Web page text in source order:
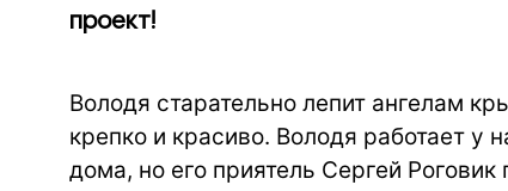
проект!
Володя старательно лепит ангелам
крепко и красиво. Володя работает у
дома, но его приятель Сергей